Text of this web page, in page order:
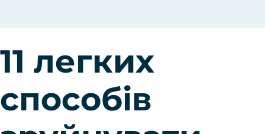
11 легких
способів